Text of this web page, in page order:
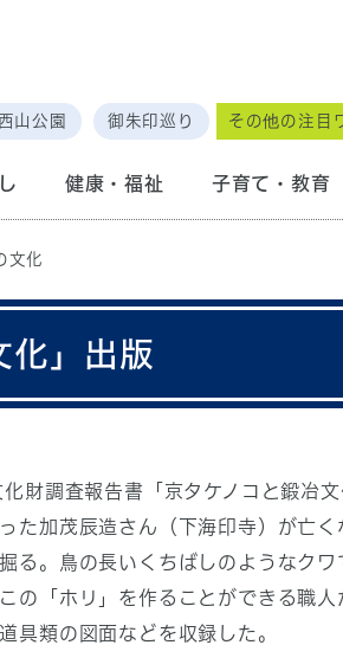
西山公園 御朱印巡り その他の注目
健康・福祉 子育て・教育
文化
化」出版
財調査報告書「京タケノコと鍛冶
た加茂辰造さん（下海印寺）が亡
る。鳥の長いくちばしのようなク
の「ホリ」を作ることができる職
具類の図面などを収録した。